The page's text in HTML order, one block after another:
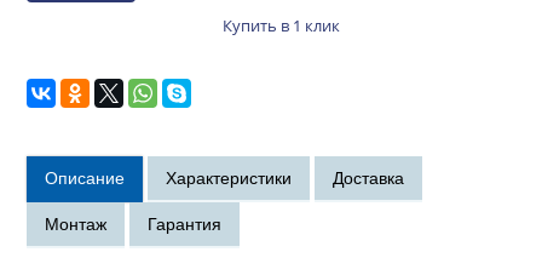
Купить в 1 клик